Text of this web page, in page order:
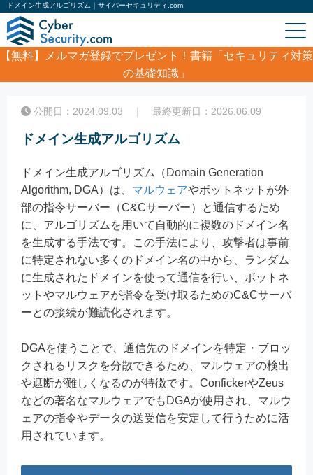
ドメイン生成アルゴリズム｜サイバーセキュリティ.com
【無料】
メルマガ登録でプレゼント！書籍「セキュリティ対策
の基礎知識」
ドメイン生成アルゴリズム
公開日：2024.09.03 ｜ 最終更新日：2026.06.09
ドメイン生成アルゴリズム
ドメイン生成アルゴリズム（Domain Generation
Algorithm, DGA）は、 マルウェアやボットネットが外
部の指令サーバー（C&Cサーバー）と通信するため
に、アルゴリズムを用いて自動的に複数のドメイン名
を生成する手法です。この手法により、攻撃者は事前
に特定されない多くのドメイン名の中から、ランダム
に生成されたドメインを使って通信を行い、ボットネ
ットやマルウェアが指令を受け取るためのC&Cサーバ
ーとの接続が難読化されます。
DGAを使うことで、通信先のドメインを特定・ブロッ
クされるリスクを分散できるため、マルウェアの検出
や遮断が難しくなるのが特徴です。ConfickerやZeus
などの著名なマルウェアでもDGAが使用され、マルウ
ェアの指令やデータの送受信を安定して行うために活
用されています。